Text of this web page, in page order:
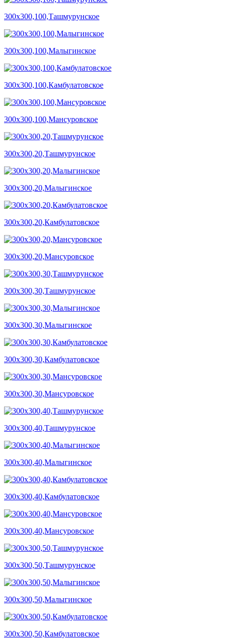
300х300,100,Ташмурунское
300х300,100,Малыгинское
300х300,100,Камбулатовское
300х300,100,Мансуровское
300х300,20,Ташмурунское
300х300,20,Малыгинское
300х300,20,Камбулатовское
300х300,20,Мансуровское
300х300,30,Ташмурунское
300х300,30,Малыгинское
300х300,30,Камбулатовское
300х300,30,Мансуровское
300х300,40,Ташмурунское
300х300,40,Малыгинское
300х300,40,Камбулатовское
300х300,40,Мансуровское
300х300,50,Ташмурунское
300х300,50,Малыгинское
300х300,50,Камбулатовское